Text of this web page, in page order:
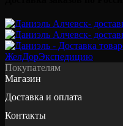
Покупателям
Магазин
Доставка и оплата
Контакты